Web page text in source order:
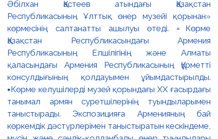
Әбілхан Қастеев атындағы Қазақстан
Республикасының Ұлттық өнер музейі қорынан»
көрмесінің салтанатты ашылуы өтеді. ▫️Көрме
Қазақстан Республикасындағы Армения
Республикасының Елшілігінің және Алматы
қаласындағы Армения Республикасының Құрметті
консулдығының қолдауымен ұйымдастырылды.
▪️Көрме келушілерді музей қорындағы ХХ ғасырдағы
танымал армян суретшілерінің туындыларымен
таныстырады. Экспозицияға Арменияның бай
көркемдік дәстүрлерімен таныстыратын кескіндеме,